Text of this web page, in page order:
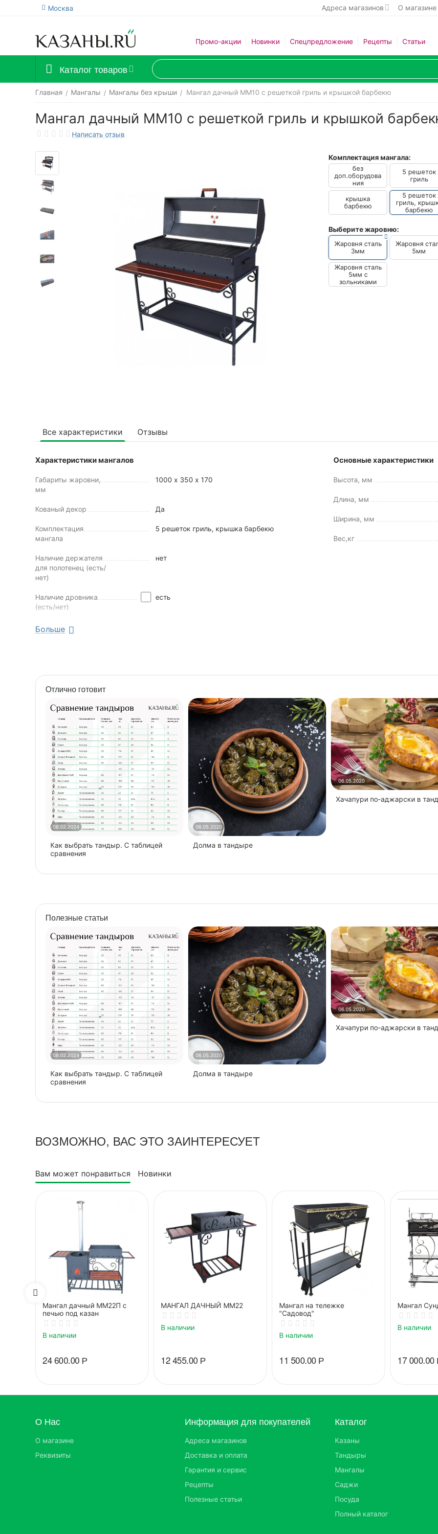
Москва Адреса магазинов О магазине
Промо-акции Новинки Спецпредложение Рецепты Статьи
Каталог товаров
Главная / Мангалы / Мангалы без крыши / Мангал дачный ММ10 с решеткой гриль и крышкой барбекю
Мангал дачный ММ10 с решеткой гриль и крышкой
Написать отзыв
Комплектация мангала:
без
доп.оборудова
ния
5 решеток
гриль
крышка
барбекю
5 решеток
гриль,
барбекю
Выберите жаровню:
Жаровня сталь
3мм
Жаровня
5мм
Жаровня сталь
5мм с
зольниками
Все характеристики Отзывы
Характеристики мангалов
Габариты жаровни,
мм
1000 х 350 х 170
Кованый декор Да
Комплектация
мангала
5 решеток гриль, крышка барбекю
Наличие держателя
для полотенец (есть/
нет)
нет
Наличие дровника
(есть/нет)
есть
Наличие колес
(есть/нет)
Объем, м3
Разборный
Размеры ДхШхВ, см 110х67х88
С печью под казан нет
Основные характеристики
Высота, мм
Длина, мм
Ширина, мм
Вес,кг
Найти похожие
Больше
Отлично готовит
08.02.2024
Как выбрать тандыр. С таблицей
сравнения
06.05.2020
​Долма в тандыре
06.05.2020
Хачапури по-аджарски в
Полезные статьи
08.02.2024
Как выбрать тандыр. С таблицей
сравнения
06.05.2020
​Долма в тандыре
06.05.2020
Хачапури по-аджарски в
ВОЗМОЖНО, ВАС ЭТО ЗАИНТЕРЕСУЕТ
Вам может понравиться Новинки
Мангал дачный ММ22П с
печью под казан
В наличии
24 600.00 Р
МАНГАЛ ДАЧНЫЙ ММ22
В наличии
12 455.00 Р
Мангал на тележке
"Садовод"
В наличии
11 500.00 Р
Мангал
В наличии
17 000.00
О Нас
О магазине
Реквизиты
Информация для покупателей
Адреса магазинов
Доставка и оплата
Гарантия и сервис
Рецепты
Полезные статьи
Каталог
Казаны
Тандыры
Мангалы
Саджи
Посуда
Полный каталог